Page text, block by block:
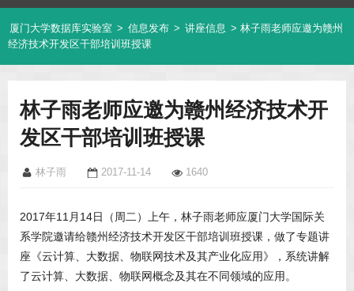
厦门大学数据库实验室 > 信息发布 > 讲座信息 > 林子雨老师应邀为赣州
经济技术开发区干部培训班授课
林子雨老师应邀为赣州经济技术开
发区干部培训班授课
林子雨 2017-11-14 1640
2017年11月14日（周二）上午，林子雨老师应厦门大学国际关
系学院邀请给赣州经济技术开发区干部培训班授课，做了专题讲
座《云计算、大数据、物联网技术及其产业化应用》，系统讲解
了云计算、大数据、物联网概念及其在不同领域的应用。